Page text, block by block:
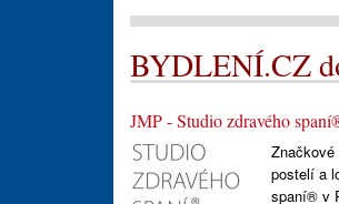
BYDLENÍ.CZ
JMP - Studio zdravého
postelí a
spaní® v